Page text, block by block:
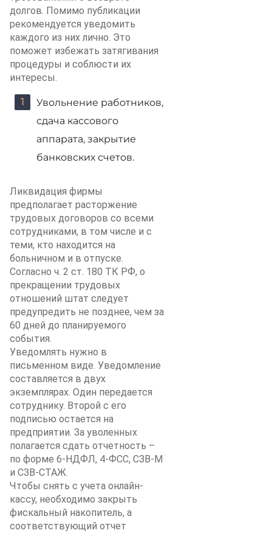
долгов. Помимо публикации
рекомендуется уведомить
каждого из них лично. Это
поможет избежать затягивания
процедуры и соблюсти их
интересы.
Увольнение работников,
сдача кассового
аппарата, закрытие
банковских счетов.
Ликвидация фирмы
предполагает расторжение
трудовых договоров со всеми
сотрудниками, в том числе и с
теми, кто находится на
больничном и в отпуске.
Согласно ч. 2 ст. 180 ТК РФ, о
прекращении трудовых
отношений штат следует
предупредить не позднее, чем за
60 дней до планируемого
события.
Уведомлять нужно в
письменном виде. Уведомление
составляется в двух
экземплярах. Один передается
сотруднику. Второй с его
подписью остается на
предприятии. За уволенных
полагается сдать отчетность –
по форме 6-НДФЛ, 4-ФСС, СЗВ-М
и СЗВ-СТАЖ.
Чтобы снять с учета онлайн-
кассу, необходимо закрыть
фискальный накопитель, а
соответствующий отчет